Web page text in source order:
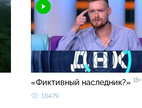
«Фиктивный наследник?» 16+
10479